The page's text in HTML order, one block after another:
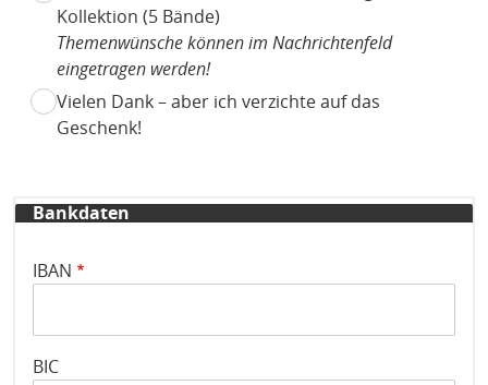
Kollektion (5 Bände)
Themenwünsche können im Nachrichtenfeld
eingetragen werden!
Vielen Dank – aber ich verzichte auf das
Geschenk!
Bankdaten
IBAN
BIC